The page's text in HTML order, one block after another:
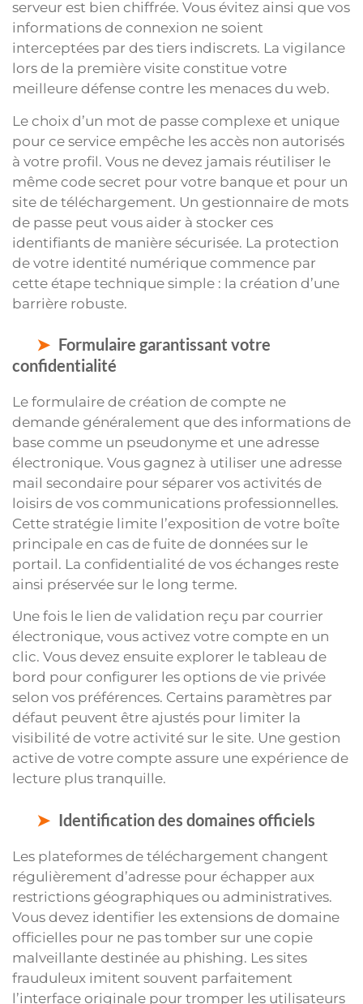
serveur est bien chiffrée. Vous évitez ainsi que vos
informations de connexion ne soient
interceptées par des tiers indiscrets. La vigilance
lors de la première visite constitue votre
meilleure défense contre les menaces du web.
Le choix d’un mot de passe complexe et unique
pour ce service empêche les accès non autorisés
à votre profil. Vous ne devez jamais réutiliser le
même code secret pour votre banque et pour un
site de téléchargement. Un gestionnaire de mots
de passe peut vous aider à stocker ces
identifiants de manière sécurisée. La protection
de votre identité numérique commence par
cette étape technique simple : la création d’une
barrière robuste.
Formulaire garantissant votre
confidentialité
Le formulaire de création de compte ne
demande généralement que des informations de
base comme un pseudonyme et une adresse
électronique. Vous gagnez à utiliser une adresse
mail secondaire pour séparer vos activités de
loisirs de vos communications professionnelles.
Cette stratégie limite l’exposition de votre boîte
principale en cas de fuite de données sur le
portail. La confidentialité de vos échanges reste
ainsi préservée sur le long terme.
Une fois le lien de validation reçu par courrier
électronique, vous activez votre compte en un
clic. Vous devez ensuite explorer le tableau de
bord pour configurer les options de vie privée
selon vos préférences. Certains paramètres par
défaut peuvent être ajustés pour limiter la
visibilité de votre activité sur le site. Une gestion
active de votre compte assure une expérience de
lecture plus tranquille.
Identification des domaines officiels
Les plateformes de téléchargement changent
régulièrement d’adresse pour échapper aux
restrictions géographiques ou administratives.
Vous devez identifier les extensions de domaine
officielles pour ne pas tomber sur une copie
malveillante destinée au phishing. Les sites
frauduleux imitent souvent parfaitement
l’interface originale pour tromper les utilisateurs